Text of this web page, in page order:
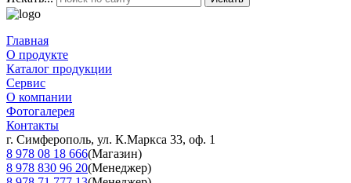
Главная
О продукте
Каталог продукции
Сервис
О компании
Фотогалерея
Контакты
г. Симферополь, ул. К.Маркса 33, оф. 1
8 978 08 18 666(Магазин)
8 978 830 96 20(Менеджер)